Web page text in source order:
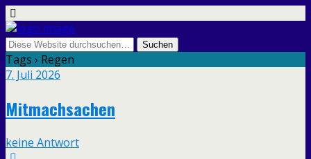
Tags › Regen
7. Juli 2026
Mitmachsachen
keine Antwort